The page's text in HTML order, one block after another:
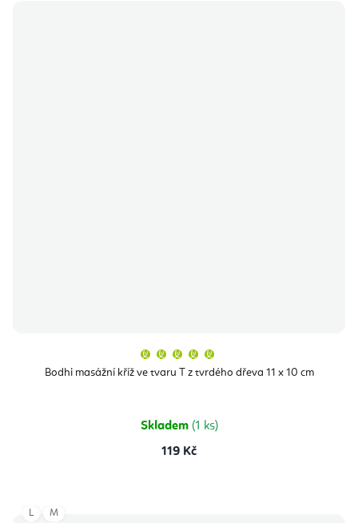
Bodhi masážní kříž ve tvaru T z tvrdého dřeva 11 x 10 cm
produktu
je
Skladem (1 ks)
119 Kč
L M